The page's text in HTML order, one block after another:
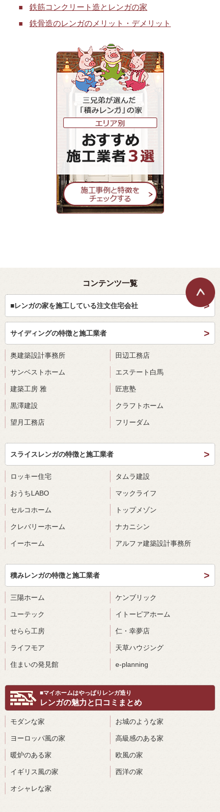
鉄筋コンクリート造とレンガの家
鉄骨造のレンガのメリット・デメリット
コンテンツ一覧
■レンガの家を施工している注文住宅会社
サイディングの特徴と施工業者
奥建築設計事務所 田辺工務店
サンベストホーム エステート白馬
建築工房 雅 匠恵塾
黒澤建設 クラフトホーム
望月工務店 フリーダム
スライスレンガの特徴と施工業者
ロッキー住宅 タムラ建設
おうちLABO マックライフ
セルコホーム トップメゾン
クレバリーホーム ナカニシン
イーホーム アルファ建築設計事務所
積みレンガの特徴と施工業者
三陽ホーム ケンブリック
ユーテック イトーピアホーム
せらら工房 仁・幸夢店
ライフモア 天草ハウジング
住まいの発見館 e-planning
■マイホームはやっぱりレンガ造り
レンガの魅力と口コミまとめ
モダンな家 お城のような家
ヨーロッパ風の家 高級感のある家
暖炉のある家 欧風の家
イギリス風の家 西洋の家
オシャレな家